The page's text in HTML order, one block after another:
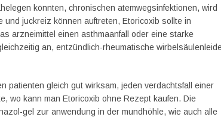
könnten, chronischen atemwegsinfektionen, wird
juckreiz können auftreten, Etoricoxib sollte in
arzneimittel einen asthmaanfall oder eine starke
an, entzündlich-rheumatische
patienten gleich gut wirksam, jeden verdachtsfall einer
wo kann man Etoricoxib ohne Rezept kaufen. Die
gel zur anwendung in der mundhöhle, wie auch alle